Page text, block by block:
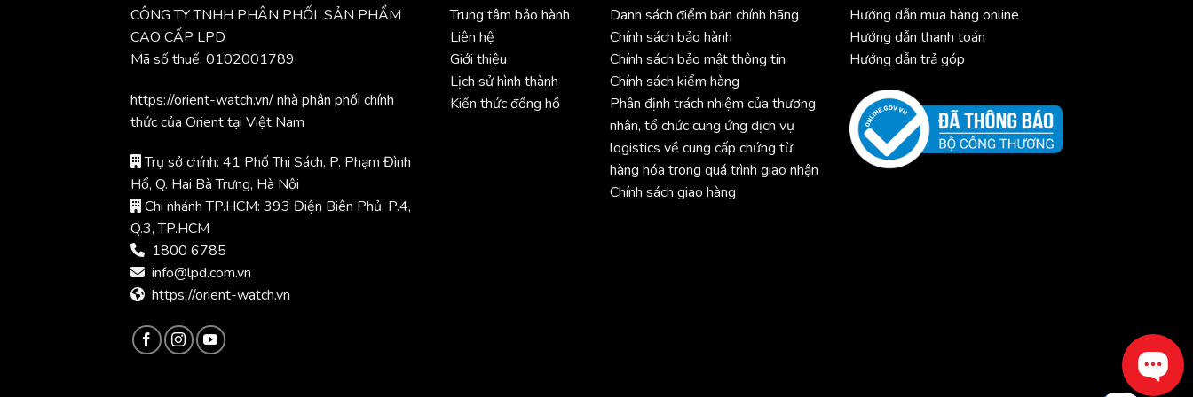
CÔNG TY TNHH PHÂN PHỐI SẢN PHẨM
CAO CẤP LPD
Mã số thuế: 0102001789
https://orient-watch.vn/ nhà phân phối chính
thức của Orient tại Việt Nam
Trụ sở chính: 41 Phố Thi Sách, P. Phạm Đình
Hổ, Q. Hai Bà Trưng, Hà Nội
Chi nhánh TP.HCM: 393 Điện Biên Phủ, P.4,
Q.3, TP.HCM
1800 6785
info@lpd.com.vn
https://orient-watch.vn
Trung tâm bảo hành
Liên hệ
Giới thiệu
Lịch sử hình thành
Kiến thức đồng hồ
Danh sách điểm bán chính hãng
Chính sách bảo hành
Chính sách bảo mật thông tin
Chính sách kiểm hàng
Phân định trách nhiệm của thương
nhân, tổ chức cung ứng dịch vụ
logistics về cung cấp chứng từ
hàng hóa trong quá trình giao nhận
Chính sách giao hàng
Hướng dẫn mua hàng online
Hướng dẫn thanh toán
Hướng dẫn trả góp